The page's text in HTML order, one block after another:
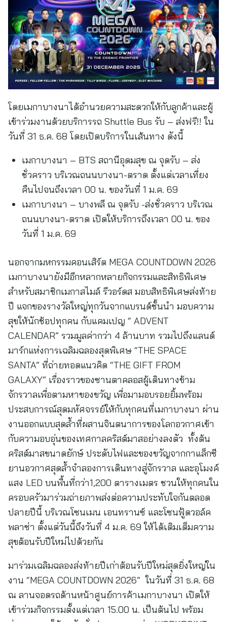
โดยเมกาบางนาได้อำนวยความสะดวกให้กับลูกค้าและผู้
เข้าร่วมงานด้วยบริการรถ Shuttle Bus รับ – ส่งฟรี!! ใน
วันที่ 31 ธ.ค. 68 โดยเปิดบริการในเส้นทาง ดังนี้
เมกาบางนา – BTS สถานีอุดมสุข ณ จุดรับ – ส่ง
ชั่วคราว บริเวณถนนบางนา-ตราด ตั้งแต่เวลาเที่ยง
คืนไปจนถึงเวลา 00 น. ของวันที่ 1 ม.ค. 69
เมกาบางนา – บางพลี ณ จุดรับ -ส่งชั่วคราว บริเวณ
ถนนบางนา-ตราด เปิดให้บริการถึงเวลา 00 น. ของ
วันที่ 1 ม.ค. 69
นอกจากมหกรรมคอนเสิร์ต MEGA COUNTDOWN 2026
เมกาบางนายังมีอีกหลากหลายกิจกรรมและสิทธิพิเศษ
สำหรับสมาชิกเมกาสไมล์ รีวอร์ดส มอบสิทธิพิเศษส่งท้าย
ปี แจกของรางวัลใหญ่ทุกวันจากแบรนด์ชั้นนำ มอบความ
สุขให้นักช้อปทุกคน กับแคมเปญ “ ADVENT
CALENDAR” รวมมูลค่ากว่า 4 ล้านบาท รวมไปถึงแลนด์
มาร์กแห่งการเฉลิมฉลองสุดพิเศษ “THE SPACE
SANTA” ที่ถ่ายทอดแนวคิด “THE GIFT FROM
GALAXY” เรื่องราวของซานตาคลอสผู้เดินทางข้าม
จักรวาลเพื่อตามหาของขวัญ เพื่อมามอบรอยยิ้มพร้อม
ประสบการณ์สุดมหัศจรรย์ให้กับทุกคนที่เมกาบางนา ผ่าน
งานออกแบบสุดล้ำที่ผสานจินตนาการของโลกอวกาศเข้า
กับความอบอุ่นของเทศกาลคริสต์มาสอย่างลงตัว ทั้งต้น
คริสต์มาสขนาดยักษ์ ประดับไฟและของขวัญจากกาแล็กซี
ยานอวกาศสุดล้ำจำลองการเดินทางสู่จักรวาล และอุโมงค์
แสง LED บนพื้นที่กว่า1,200 ตารางเมตร ชวนให้ทุกคนใน
ครอบครัวมาร่วมถ่ายภาพส่งต่อความประทับใจกันตลอด
ปลายปีนี้ บริเวณโซนเมน เอนทรานซ์ และโซนฟู้ดวอล์ค
พลาซ่า ตั้งแต่วันนี้ถึงวันที่ 4 ม.ค. 69 ให้ได้เติมเต็มความ
สุขต้อนรับปีใหม่ไปด้วยกัน
มาร่วมเฉลิมฉลองส่งท้ายปีเก่าต้อนรับปีใหม่สุดยิ่งใหญ่ใน
งาน “MEGA COUNTDOWN 2026” ในวันที่ 31 ธ.ค. 68
ณ ลานจอดรถด้านหน้าศูนย์การค้าเมกาบางนา เปิดให้
เข้าร่วมกิจกรรมตั้งแต่เวลา 15.00 น. เป็นต้นไป พร้อม